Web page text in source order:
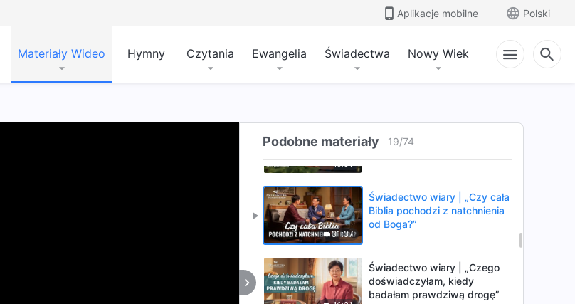
Aplikacje mobilne Polski
Materiały Wideo Hymny Czytania Ewangelia Świadectwa Nowy Wiek
Podobne materiały 19/74
do królestwa niebieskiego” (I)
Świadectwo wiary | „Jak
panny mądre powitały pana”
43:51
Świadectwo wiary |
„»Skradzione«
31:37
Świadectwo wiary | „Czy cała
Biblia pochodzi z natchnienia
od Boga?”
Świadectwo wiary | „Czego
doświadczyłam, kiedy
badałam prawdziwą drogę”